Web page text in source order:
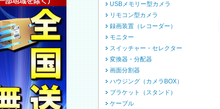
USBメモリー型カメラ
リモコン型カメラ
録画装置（レコーダー）
モニター
スイッチャー・セレクター
変換器・分配器
画面分割器
ハウジング（カメラBOX）
ブラケット（スタンド）
ケーブル